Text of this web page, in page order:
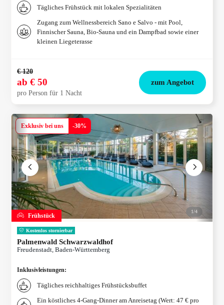
Tägliches Frühstück mit lokalen Spezialitäten
Zugang zum Wellnessbereich Sano e Salvo - mit Pool,
Finnischer Sauna, Bio-Sauna und ein Dampfbad sowie einer
kleinen Liegeterasse
€ 120
ab € 50
pro Person für 1 Nacht
zum Angebot
Frühstück
Exklusiv bei uns -30%
1/4
Kostenlos stornierbar
Palmenwald Schwarzwaldhof
Freudenstadt, Baden-Württemberg
Inklusivleistungen:
Tägliches reichhaltiges Frühstücksbuffet
Ein köstliches 4-Gang-Dinner am Anreisetag (Wert: 47 € pro